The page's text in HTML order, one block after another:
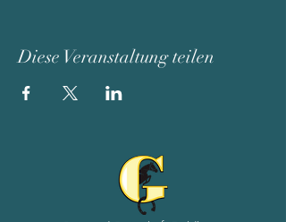
Diese Veranstaltung teilen